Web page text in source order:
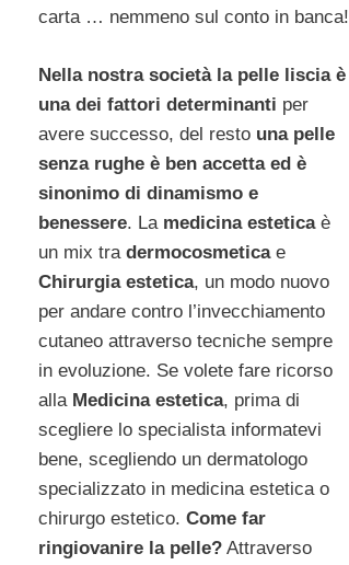
carta … nemmeno sul conto in banca!
Nella nostra società la pelle liscia è
una dei fattori determinanti per
avere successo, del resto una pelle
senza rughe è ben accetta ed è
sinonimo di dinamismo e
benessere. La medicina esteticaè
un mix tra dermocosmeticae
Chirurgia estetica, un modo nuovo
per andare contro l’invecchiamento
cutaneo attraverso tecniche sempre
in evoluzione. Se volete fare ricorso
alla Medicina estetica, prima di
scegliere lo specialista informatevi
bene, scegliendo un dermatologo
specializzato in medicina estetica o
chirurgo estetico. Come far
ringiovanire la pelle?Attraverso